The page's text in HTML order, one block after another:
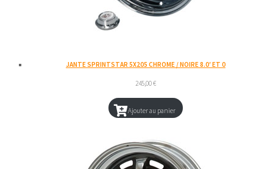
JANTE SPRINTSTAR 5X205 CHROME / NOIRE 8.0′ ET 0
245,00€
Ajouter au panier